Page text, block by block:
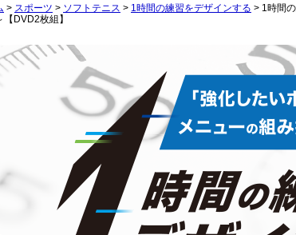
> スポーツ > ソフトテニス > 1時間の練習をデザインする > 1時間
【DVD2枚組】